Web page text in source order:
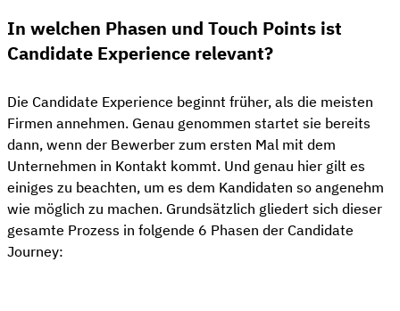
In welchen Phasen und Touch Points ist
Candidate Experience relevant?
Die Candidate Experience beginnt früher, als die meisten
Firmen annehmen. Genau genommen startet sie bereits
dann, wenn der Bewerber zum ersten Mal mit dem
Unternehmen in Kontakt kommt. Und genau hier gilt es
einiges zu beachten, um es dem Kandidaten so angenehm
wie möglich zu machen. Grundsätzlich gliedert sich dieser
gesamte Prozess in folgende 6 Phasen der Candidate
Journey: